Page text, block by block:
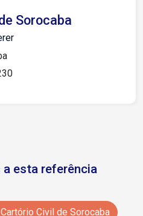
Sorocaba
esta referência
Civil de Sorocaba